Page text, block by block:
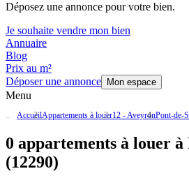
Déposez une annonce pour votre bien.
Je souhaite vendre mon bien
Annuaire
Blog
Prix au m²
Déposer une annonce
Mon espace
Menu
AccueilAppartements à louer12 - AveyronPont-de-
0 appartements à louer à
(12290)